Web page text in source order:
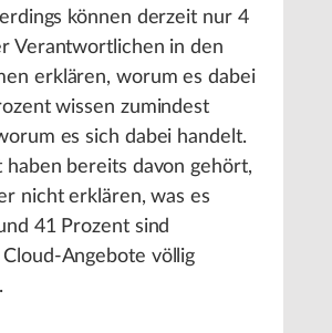
können derzeit nur 4
Verantwortlichen in den
erklären, worum es dabei
wissen zumindest
es sich dabei handelt.
haben bereits davon gehört,
nicht erklären, was es
41 Prozent sind
Angebote völlig